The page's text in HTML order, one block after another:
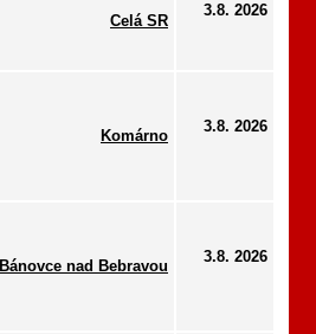
Celá SR
3.8. 2026
Komárno
3.8. 2026
Bánovce nad Bebravou
3.8. 2026